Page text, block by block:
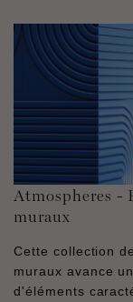
Atmospheres -
muraux
Cette collection
muraux avance
d'éléments